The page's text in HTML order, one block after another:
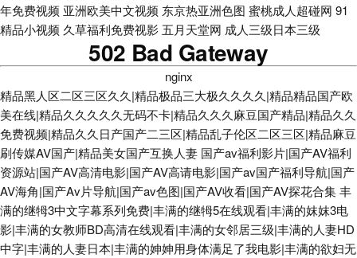
年免费视频 亚洲欧美中文视频 东京热亚洲色图 蜜桃成人超碰网 91
精品小视频 久草福利免费视影 五月天堂网 成人三级日本三级
502 Bad Gateway
nginx
精品黑人区二区三区久久|精品极品三大极久久久久|精品精品国产欧
美在线|精品久久久久久无码不卡|精品久久久麻豆国产精品|精品久久
免费视频|精品久久日产国产二三区|精品乱子伦区二区三区|精品麻豆
刷传媒AV国产|精品美女国产互换人妻 国产av福利影片|国产AV福利
资源站|国产AV高清电影|国产AV高请电影|国产av国产福利导航|国产
AV海角|国产Av片导航|国产av色图|国产AV收看|国产AV探花合集丰
满的继牳3中文字幕系列免费|丰满的继牳5在线观看|丰满的妺妺3电
影|丰满的女教师BD高清在线观看|丰满的女邻居三级|丰满的人妻HD
中字|丰满的人妻日本|丰满的妽妽用身体满足了我电影|丰满的欲妇无